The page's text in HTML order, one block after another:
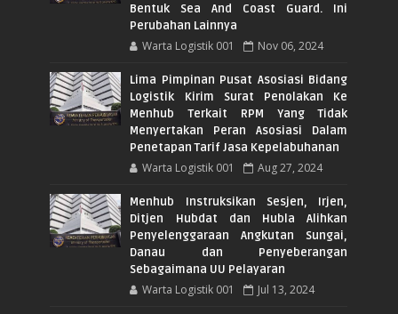
Bentuk Sea And Coast Guard. Ini
Perubahan Lainnya
Warta Logistik 001 Nov 06, 2024
Lima Pimpinan Pusat Asosiasi Bidang
Logistik Kirim Surat Penolakan Ke
Menhub Terkait RPM Yang Tidak
Menyertakan Peran Asosiasi Dalam
Penetapan Tarif Jasa Kepelabuhanan
Warta Logistik 001 Aug 27, 2024
Menhub Instruksikan Sesjen, Irjen,
Ditjen Hubdat dan Hubla Alihkan
Penyelenggaraan Angkutan Sungai,
Danau dan Penyeberangan
Sebagaimana UU Pelayaran
Warta Logistik 001 Jul 13, 2024